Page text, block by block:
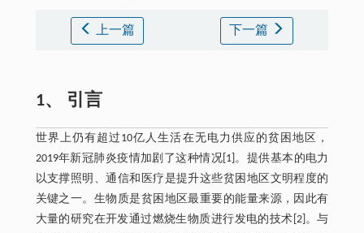
上一篇 下一篇
1、 引言
世界上仍有超过10亿人生活在无电力供应的贫困地区，
2019年新冠肺炎疫情加剧了这种情况[1]。提供基本的电力
以支撑照明、通信和医疗是提升这些贫困地区文明程度的
关键之一。生物质是贫困地区最重要的能量来源，因此有
大量的研究在开发通过燃烧生物质进行发电的技术[2]。与